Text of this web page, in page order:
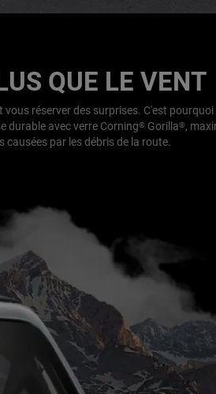
QUE LE VENT
réserver des surprises. C'est pourquoi
durable avec verre Corning® Gorilla®,
causées par les débris de la route.